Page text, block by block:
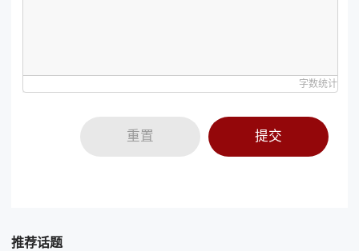
字数统计
重置 提交
推荐话题